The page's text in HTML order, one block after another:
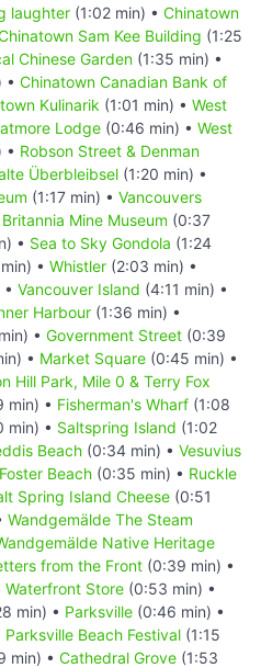
laughter (1:02 min) • Chinatown
Sam Kee Building (1:25
Chinese Garden (1:35 min) •
• Chinatown Canadian Bank of
Kulinarik (1:01 min) • West
Lodge (0:46 min) • West
• Robson Street & Denman
Überbleibsel (1:20 min) •
(1:17 min) • Vancouvers
Britannia Mine Museum (0:37
• Sea to Sky Gondola (1:24
• Whistler (2:03 min) •
Vancouver Island (4:11 min) •
Harbour (1:36 min) •
• Government Street (0:39
• Market Square (0:45 min) •
Hill Park, Mile 0 & Terry Fox
min) • Fisherman's Wharf (1:08
min) • Saltspring Island (1:02
Beach (0:34 min) • Vesuvius
Beach (0:35 min) • Ruckle
Spring Island Cheese (0:51
Wandgemälde The Steam
Native Heritage
from the Front (0:39 min) •
Waterfront Store (0:53 min) •
min) • Parksville (0:46 min) •
Parksville Beach Festival (1:15
min) • Cathedral Grove (1:53